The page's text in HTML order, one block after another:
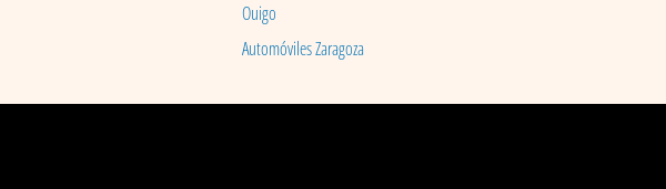
Ouigo
Automóviles Zaragoza